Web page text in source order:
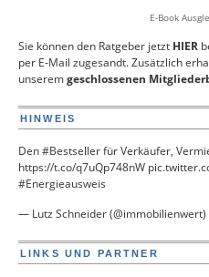
E-Book
Sie können den Ratgeber jetzt HIER
per E-Mail zugesandt. Zusätzlich
unseremgeschlossenen
HINWEIS
Den#Bestsellerfür Verkäufer,
https://t.co/q7uQp748nW
#Energieausweis
— Lutz Schneider (@immobilienwert)
LINKS UND PARTNER